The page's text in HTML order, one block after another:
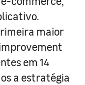
maior
em 14
a estratégia